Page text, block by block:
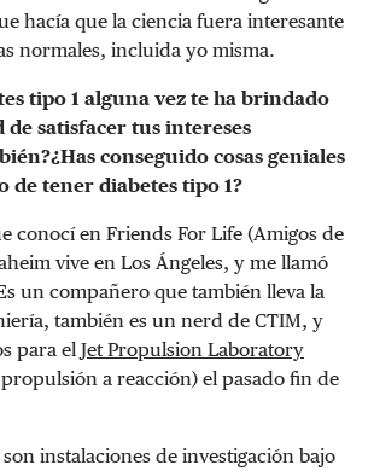
hacía que la ciencia fuera interesante
normales, incluida yo misma.
tipo 1 alguna vez te ha brindado
satisfacer tus intereses
conseguido cosas geniales
de tener diabetes tipo 1?
conocí en Friends For Life (Amigos de
vive en Los Ángeles, y me llamó
un compañero que también lleva la
también es un nerd de CTIM, y
para el Jet Propulsion Laboratory
a reacción) el pasado fin de
instalaciones de investigación bajo